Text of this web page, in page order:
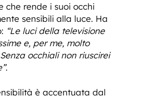
che rende i suoi occhi
sensibili alla luce. Ha
“Le luci della televisione
e, per me, molto
occhiali non riuscirei
.
è accentuata dal